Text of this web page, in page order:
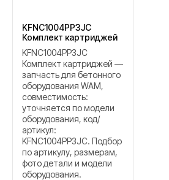
KFNC1004PP3JC
Комплект картриджей
KFNC1004PP3JC
Комплект картриджей —
запчасть для бетонного
оборудования WAM,
совместимость:
уточняется по модели
оборудования, код/
артикул:
KFNC1004PP3JC. Подбор
по артикулу, размерам,
фото детали и модели
оборудования.